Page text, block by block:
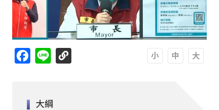
Facebook
Line
大綱